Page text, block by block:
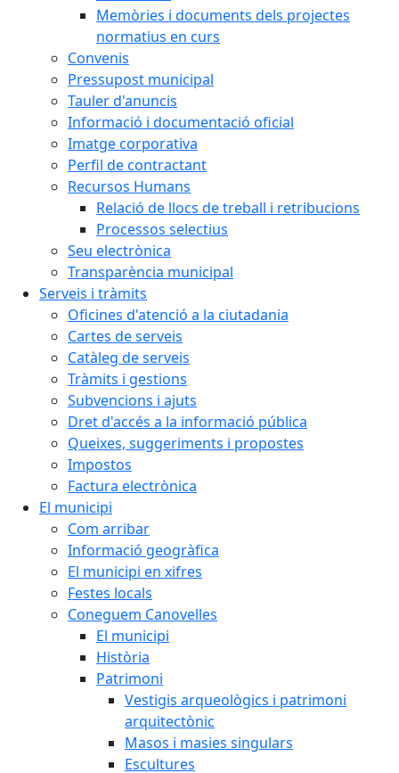
Memòries i documents dels projectes
normatius en curs
Convenis
Pressupost municipal
Tauler d'anuncis
Informació i documentació oficial
Imatge corporativa
Perfil de contractant
Recursos Humans
Relació de llocs de treball i retribucions
Processos selectius
Seu electrònica
Transparència municipal
Serveis i tràmits
Oficines d'atenció a la ciutadania
Cartes de serveis
Catàleg de serveis
Tràmits i gestions
Subvencions i ajuts
Dret d'accés a la informació pública
Queixes, suggeriments i propostes
Impostos
Factura electrònica
El municipi
Com arribar
Informació geogràfica
El municipi en xifres
Festes locals
Coneguem Canovelles
El municipi
Història
Patrimoni
Vestigis arqueològics i patrimoni
arquitectònic
Masos i masies singulars
Escultures